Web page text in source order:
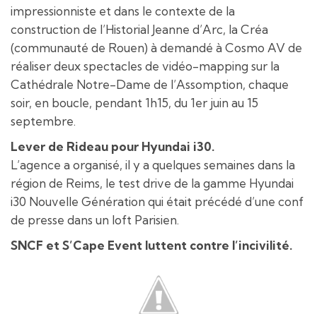
impressionniste et dans le contexte de la
construction de l’Historial Jeanne d’Arc, la Créa
(communauté de Rouen) à demandé à Cosmo AV de
réaliser deux spectacles de vidéo-mapping sur la
Cathédrale Notre-Dame de l’Assomption, chaque
soir, en boucle, pendant 1h15, du 1er juin au 15
septembre.
Lever de Rideau pour Hyundai i30.
L’agence a organisé, il y a quelques semaines dans la
région de Reims, le test drive de la gamme Hyundai
i30 Nouvelle Génération qui était précédé d’une conf
de presse dans un loft Parisien.
SNCF et S’Cape Event luttent contre l’incivilité.